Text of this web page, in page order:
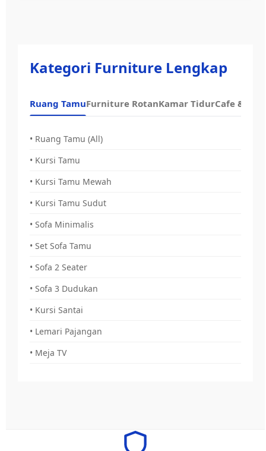
Kategori Furniture Lengkap
Ruang TamuFurniture RotanKamar TidurCafe &
• Ruang Tamu (All)
• Kursi Tamu
• Kursi Tamu Mewah
• Kursi Tamu Sudut
• Sofa Minimalis
• Set Sofa Tamu
• Sofa 2 Seater
• Sofa 3 Dudukan
• Kursi Santai
• Lemari Pajangan
• Meja TV